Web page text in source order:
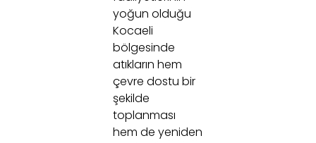
yoğun olduğu
Kocaeli
bölgesinde
atıkların hem
çevre dostu bir
şekilde
toplanması
hem de yeniden